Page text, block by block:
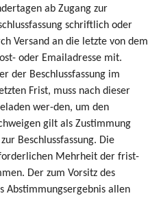
ab Zugang zur
schriftlich oder
Versand an die letzte von dem
oder Emailadresse mit.
der Beschlussfassung im
Frist, muss nach dieser
wer-den, um den
gilt als Zustimmung
Beschlussfassung. Die
Mehrheit der frist-
Der zum Vorsitz des
Abstimmungsergebnis allen